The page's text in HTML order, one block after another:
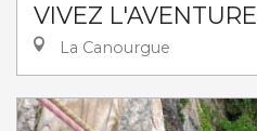
VIVEZ L'AVENTURE
La Canourgue